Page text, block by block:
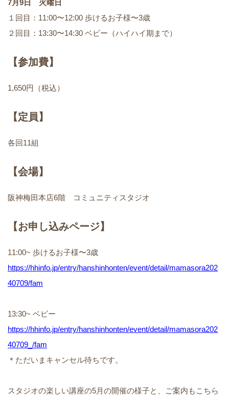
7月9日 火曜日
１回目：11:00〜12:00 歩けるお子様〜3歳
２回目：13:30〜14:30 ベビー（ハイハイ期まで）
【参加費】
1,650円（税込）
【定員】
各回11組
【会場】
阪神梅田本店6階 コミュニティスタジオ
【お申し込みページ】
11:00~ 歩けるお子様〜3歳
https://hhinfo.jp/entry/hanshinhonten/event/detail/mamasora202
40709/fam
13:30~ ベビー
https://hhinfo.jp/entry/hanshinhonten/event/detail/mamasora202
40709_/fam
＊ただいまキャンセル待ちです。
スタジオの楽しい講座の5月の開催の様子と、ご案内もこちら